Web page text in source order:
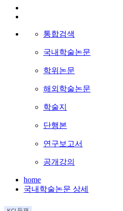
통합검색
국내학술논문
학위논문
해외학술논문
학술지
단행본
연구보고서
공개강의
home
국내학술논문 상세